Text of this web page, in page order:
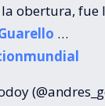
obertura, fue
…